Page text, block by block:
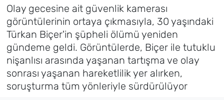
Olay gecesine ait güvenlik kamerası
görüntülerinin ortaya çıkmasıyla, 30 yaşındaki
Türkan Biçer'in şüpheli ölümü yeniden
gündeme geldi. Görüntülerde, Biçer ile tutuklu
nişanlısı arasında yaşanan tartışma ve olay
sonrası yaşanan hareketlilik yer alırken,
soruşturma tüm yönleriyle sürdürülüyor
Magazin
Foto Galeri
Künye
İletişim